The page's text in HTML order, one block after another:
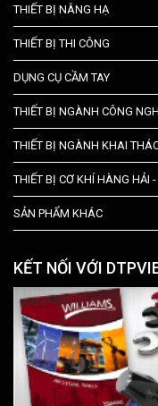
THIẾT BỊ NÂNG HẠ
THIẾT BỊ THI CÔNG
DỤNG CỤ CẦM TAY
THIẾT BỊ NGÀNH CÔNG
THIẾT BỊ NGÀNH KHAI
THIẾT BỊ CƠ KHÍ HÀNG HẢI
SẢN PHẨM KHÁC
KẾT NỐI VỚI